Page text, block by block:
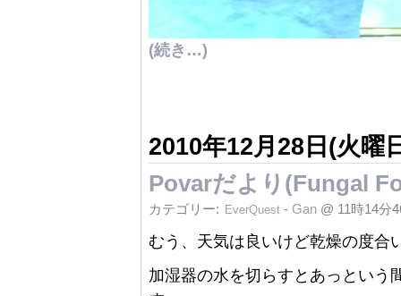
(続き…)
2010年12月28日(火曜
Povarだより(Fungal
カテゴリー: EverQuest - Gan @ 11時14分
むう、天気は良いけど乾燥の度合
加湿器の水を切らすとあっという